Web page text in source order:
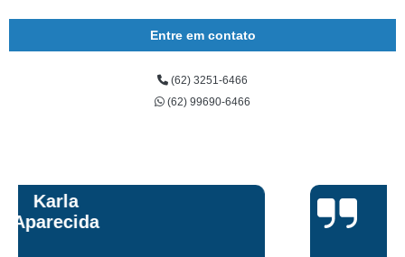
Entre em contato
(62) 3251-6466
(62) 99690-6466